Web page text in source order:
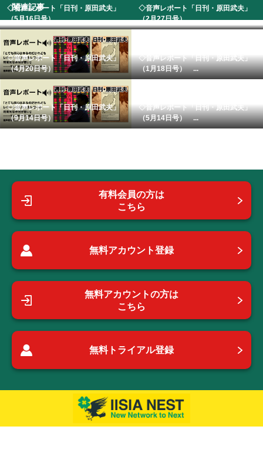
関連記事
◇音声レポート「日刊・原田武夫」
（5月16日号） ...
◇音声レポート「日刊・原田武夫」
（2月27日号） ...
◇音声レポート「日刊・原田武夫」
（4月20日号）
◇音声レポート「日刊・原田武夫」
（1月18日号） ...
◇音声レポート「日刊・原田武夫」
（9月14日号）
◇音声レポート「日刊・原田武夫」
（5月14日号） ...
有料会員の方は
こちら
無料アカウント登録
無料アカウントの方は
こちら
無料トライアル登録